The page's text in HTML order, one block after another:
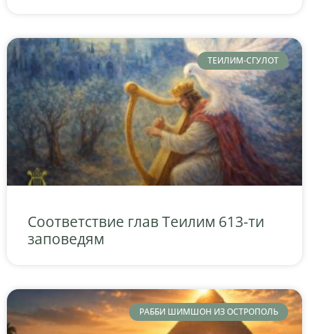
ТЕИЛИМ-СГУЛОТ
Соответствие глав Теилим 613-ти
заповедям
РАББИ ШИМШОН ИЗ ОСТРОПОЛЬ